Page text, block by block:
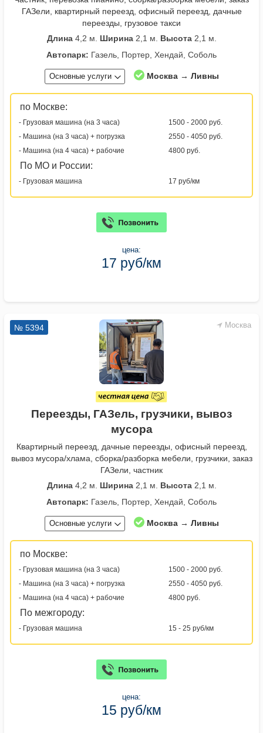
ГАЗели, квартирный переезд, офисный переезд, дачные
переезды, грузовое такси
Длина4,2 м. Ширина2,1 м. Высота2,1 м.
Автопарк: Газель, Портер, Хендай, Соболь
Основные услуги Москва → Ливны
по Москве:
- Грузовая машина (на 3 часа)
1500 - 2000 руб.
- Машина (на 3 часа) + погрузка
2550 - 4050 руб.
- Машина (на 4 часа) + рабочие
4800 руб.
По МО и России:
- Грузовая машина 17 руб/км
цена:
17 руб/км
Москва
№ 5394
Переезды, ГАЗель, грузчики, вывоз
мусора
Квартирный переезд, дачные переезды, офисный переезд,
вывоз мусора/хлама, сборка/разборка мебели, грузчики, заказ
ГАЗели, частник
Длина4,2 м. Ширина2,1 м. Высота2,1 м.
Автопарк: Газель, Портер, Хендай, Соболь
Основные услуги Москва → Ливны
по Москве:
- Грузовая машина (на 3 часа)
1500 - 2000 руб.
- Машина (на 3 часа) + погрузка
2550 - 4050 руб.
- Машина (на 4 часа) + рабочие
4800 руб.
По межгороду:
- Грузовая машина 15 - 25 руб/км
цена:
15 руб/км